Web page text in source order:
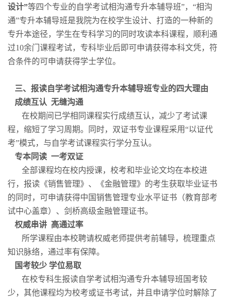
设计”等四个专业的自学考试相沟通专升本辅导班”，“相沟
通”专升本辅导班是我院为在校学生设计、打造的一种新的
专升本途径，学生在专科学习的同时攻读本科课程，顺利通
过10余门课程考试，专科毕业后即可申请获得本科文凭，符
合条件的可申请获得学士学位。
三、报读自学考试相沟通专升本辅导班专业的四大理由
成绩互认 无缝沟通
在校期间已学相同课程实行成绩互认，减少了考试课
程，缩短了学习周期。同时，双证书专业课程采用“以证代
考”模式，与自学考试课程实行学分互认。
专本同读 一考双证
全部课程均在校内授课，校考和毕业论文均在本校进
行，报读《销售管理》、《金融管理》的考生获取毕业证书
的同时，可申请获得中国销售管理专业水平证书（教育部考
试中心盖章）、剑桥高级金融管理证书。
权威串讲 高通过率
所学课程由本校聘请权威老师提供考前辅导，梳理重点
知识脉络，通过率有保障。
国考较少 学位易取
在校专科生报读自学考试相沟通专升本辅导班国考较
少，其他课程均为校考或证书考试，并且申请学位时解除了